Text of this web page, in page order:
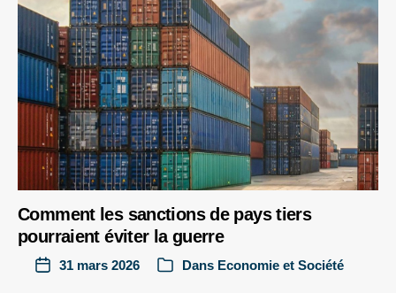
Comment les sanctions de pays tiers
pourraient éviter la guerre
31 mars 2026 Dans Economie et Société